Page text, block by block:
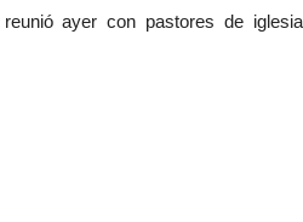
ayer con pastores de